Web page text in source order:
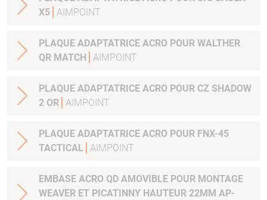
X5 AIMPOINT
PLAQUE ADAPTATRICE ACRO POUR WALTHER
QR MATCH
AIMPOINT
PLAQUE ADAPTATRICE ACRO POUR CZ SHADOW
2 OR AIMPOINT
PLAQUE ADAPTATRICE ACRO POUR FNX-45
TACTICAL
AIMPOINT
EMBASE ACRO QD AMOVIBLE POUR MONTAGE
WEAVER ET PICATINNY HAUTEUR 22MM AP-